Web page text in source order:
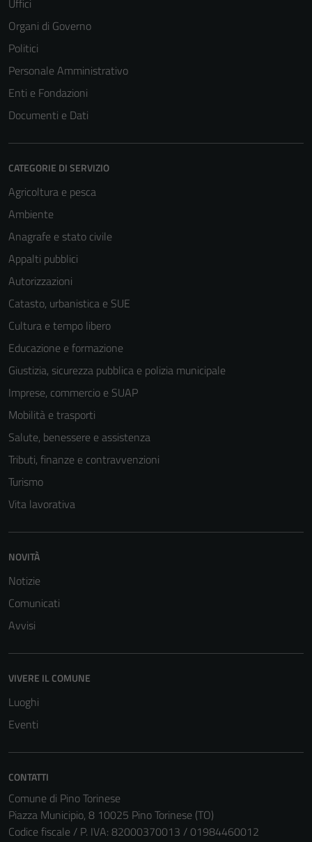
Uffici
Organi di Governo
Politici
Personale Amministrativo
Enti e Fondazioni
Documenti e Dati
CATEGORIE DI SERVIZIO
Agricoltura e pesca
Ambiente
Anagrafe e stato civile
Appalti pubblici
Autorizzazioni
Catasto, urbanistica e SUE
Cultura e tempo libero
Educazione e formazione
Giustizia, sicurezza pubblica e polizia municipale
Imprese, commercio e SUAP
Mobilità e trasporti
Salute, benessere e assistenza
Tributi, finanze e contravvenzioni
Turismo
Vita lavorativa
NOVITÀ
Notizie
Comunicati
Avvisi
VIVERE IL COMUNE
Luoghi
Eventi
CONTATTI
Comune di Pino Torinese
Piazza Municipio, 8 10025 Pino Torinese (TO)
Codice fiscale / P. IVA: 82000370013 / 01984460012